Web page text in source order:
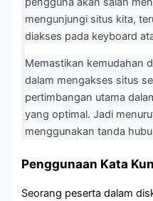
mengunjungi situs kita,
diakses pada keyboard
Memastikan kemudahan
dalam mengakses situs
pertimbangan utama
yang optimal. Jadi
menggunakan tanda
Penggunaan Kata
Seorang peserta dalam